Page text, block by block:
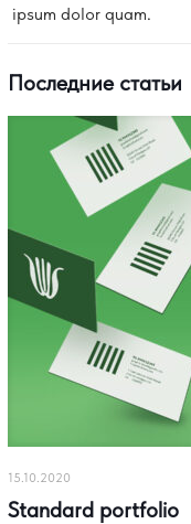
ipsum dolor quam.
Последние статьи
15.10.2020
Standard portfolio